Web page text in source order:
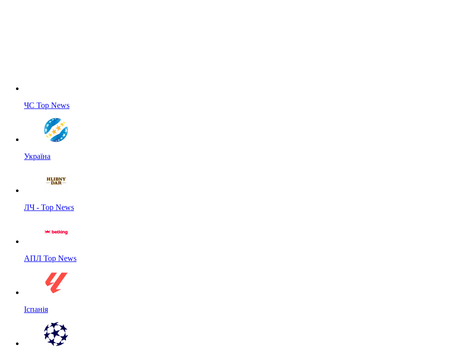
ЧС Top News
Україна
ЛЧ - Top News
АПЛ Top News
Іспанія